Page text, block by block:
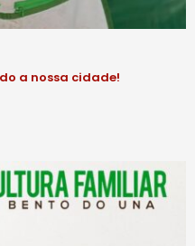
a nossa cidade!